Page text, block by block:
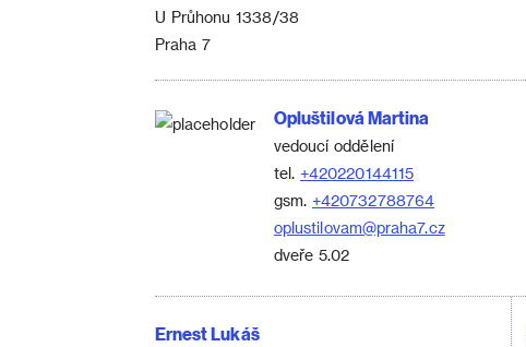
U Průhonu 1338/38
Praha 7
Opluštilová Martina
vedoucí oddělení
tel.+420220144115
gsm.+420732788764
oplustilovam@praha7.cz
dveře 5.02
Ernest Lukáš